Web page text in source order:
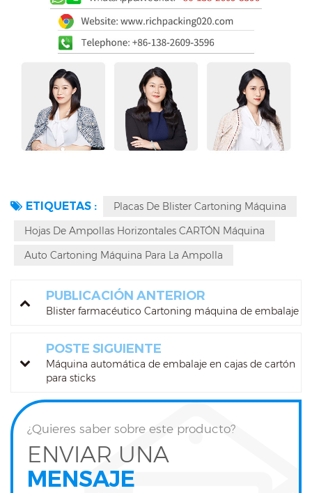
ETIQUETAS :
Placas De Blister Cartoning Máquina
Hojas De Ampollas Horizontales CARTÓN Máquina
Auto Cartoning Máquina Para La Ampolla
PUBLICACIÓN ANTERIOR
Blister farmacéutico Cartoning máquina de embalaje
POSTE SIGUIENTE
Máquina automática de embalaje en cajas de cartón
para sticks
¿Quieres saber sobre este producto?
ENVIAR UNA
MENSAJE